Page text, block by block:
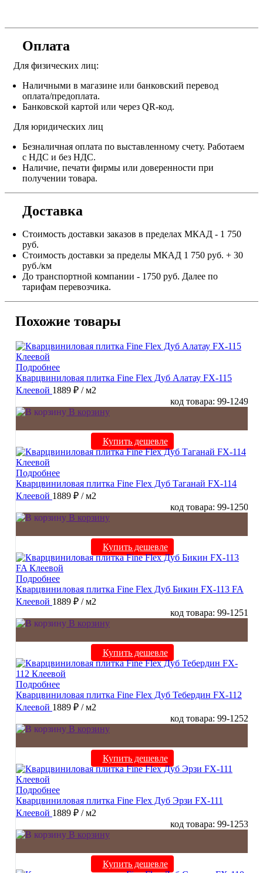
Оплата
Для физических лиц:
Наличными в магазине или банковский перевод
оплата/предоплата.
Банковской картой или через QR-код.
Для юридических лиц
Безналичная оплата по выставленному счету. Работаем
с НДС и без НДС.
Наличие, печати фирмы или доверенности при
получении товара.
Доставка
Стоимость доставки заказов в пределах МКАД - 1 750
руб.
Стоимость доставки за пределы МКАД 1 750 руб. + 30
руб./км
До транспортной компании - 1750 руб. Далее по
тарифам перевозчика.
Похожие товары
Подробнее
Кварцвиниловая плитка Fine Flex Дуб Алатау FX-115
Клеевой 1889 ₽ / м2
код товара: 99-1249
В корзину
Купить дешевле
Подробнее
Кварцвиниловая плитка Fine Flex Дуб Таганай FX-114
Клеевой 1889 ₽ / м2
код товара: 99-1250
В корзину
Купить дешевле
Подробнее
Кварцвиниловая плитка Fine Flex Дуб Бикин FX-113 FA
Клеевой 1889 ₽ / м2
код товара: 99-1251
В корзину
Купить дешевле
Подробнее
Кварцвиниловая плитка Fine Flex Дуб Тебердин FX-112
Клеевой 1889 ₽ / м2
код товара: 99-1252
В корзину
Купить дешевле
Подробнее
Кварцвиниловая плитка Fine Flex Дуб Эрзи FX-111
Клеевой 1889 ₽ / м2
код товара: 99-1253
В корзину
Купить дешевле